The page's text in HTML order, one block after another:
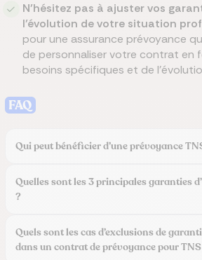
N’hésitez pas à ajuster vos
l’évolution de votre situation
pour une assurance prévoyance
de personnaliser votre contrat en
besoins spécifiques et de
FAQ
Qui peut bénéficier d’une prévoyance
Quelles sont les 3 principales garanties
?
Quels sont les cas d’exclusions de
dans un contrat de prévoyance pour